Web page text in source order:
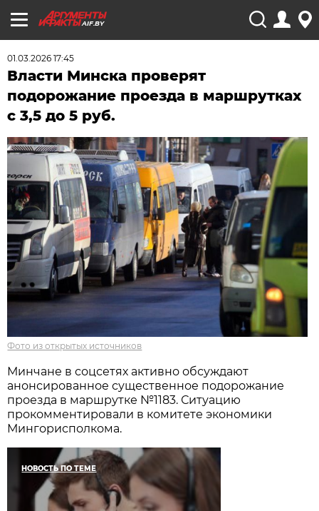
AIF.BY
01.03.2026 17:45
Власти Минска проверят
подорожание проезда в маршрутках
с 3,5 до 5 руб.
Фото из открытых источников
Минчане в соцсетях активно обсуждают
анонсированное существенное подорожание
проезда в маршрутке №1183. Ситуацию
прокомментировали в комитете экономики
Мингорисполкома.
НОВОСТЬ ПО ТЕМЕ